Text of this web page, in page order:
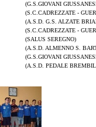
(G.S.GIOVANI
(S.C.CADREZZATE -
(A.S.D. G.S. ALZATE
(S.C.CADREZZATE -
(SALUS SEREGNO)
(A.S.D. ALMENNO S.
(G.S.GIOVANI
(A.S.D. PEDALE